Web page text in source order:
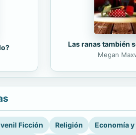
Las ranas también
Megan
Ficción Religión Economía